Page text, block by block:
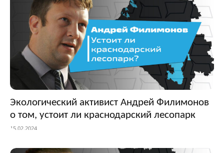
Экологический активист Андрей Филимонов
о том, устоит ли краснодарский лесопарк
15.02.2024